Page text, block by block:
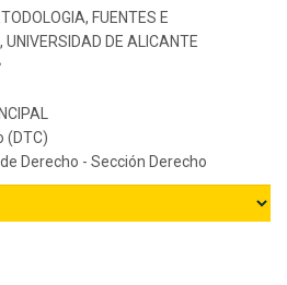
FUENTES E
UNIVERSIDAD DE ALICANTE
(DTC)
Derecho - Sección Derecho